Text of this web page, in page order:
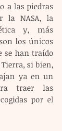
a las piedras
la NASA, la
y, más
los únicos
se han traído
si bien,
ya en un
traer las
por el